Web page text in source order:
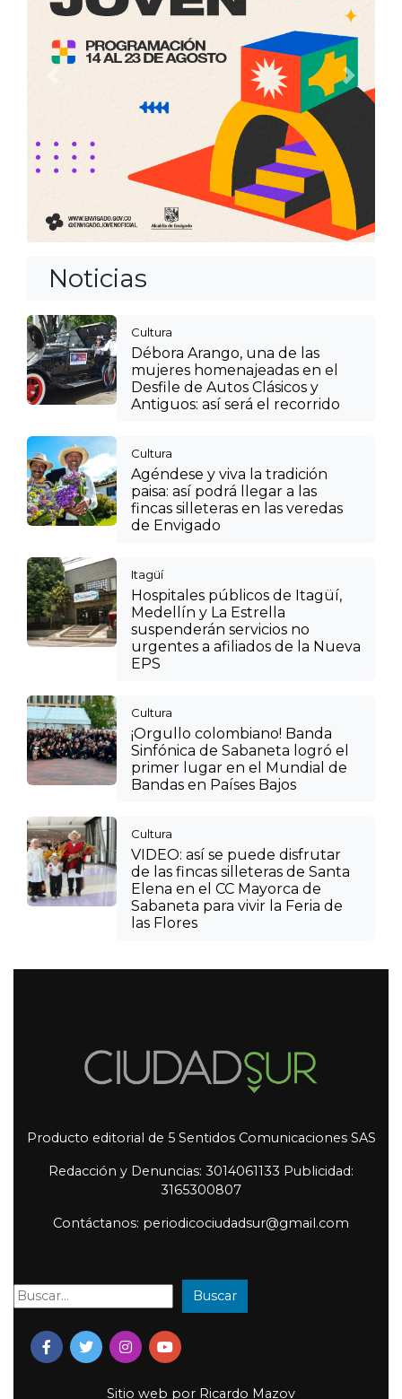
Noticias
Cultura
Débora Arango, una de las
mujeres homenajeadas en el
Desfile de Autos Clásicos y
Antiguos: así será el recorrido
Cultura
Agéndese y viva la tradición
paisa: así podrá llegar a las
fincas silleteras en las veredas
de Envigado
Itagüí
Hospitales públicos de Itagüí,
Medellín y La Estrella
suspenderán servicios no
urgentes a afiliados de la Nueva
EPS
Cultura
¡Orgullo colombiano! Banda
Sinfónica de Sabaneta logró el
primer lugar en el Mundial de
Bandas en Países Bajos
Cultura
VIDEO: así se puede disfrutar
de las fincas silleteras de Santa
Elena en el CC Mayorca de
Sabaneta para vivir la Feria de
las Flores
Producto editorial de 5 Sentidos Comunicaciones SAS
Redacción y Denuncias: 3014061133 Publicidad:
3165300807
Contáctanos: periodicociudadsur@gmail.com
Buscar: Buscar
Sitio web por Ricardo Mazov